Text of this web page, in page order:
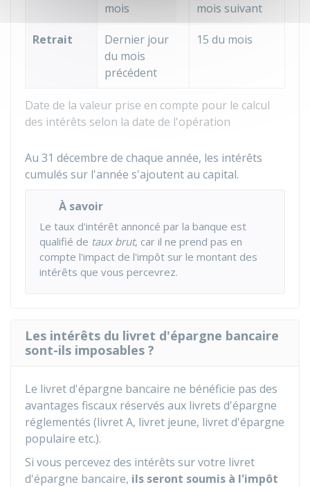
Date de la valeur prise en compte pour le calcul
des intérêts selon la date de l'opération
mois
mois suivant
Retrait
Dernier jour
du mois
précédent
15 du mois
Au 31 décembre de chaque année, les intérêts
cumulés sur l'année s'ajoutent au capital.
À savoir
Le taux d'intérêt annoncé par la banque est
qualifié de taux brut, car il ne prend pas en
compte l'impact de l'impôt sur le montant des
intérêts que vous percevrez.
Les intérêts du livret d'épargne bancaire
sont-ils imposables ?
Le livret d'épargne bancaire ne bénéficie pas des
avantages fiscaux réservés aux livrets d'épargne
réglementés (livret A, livret jeune, livret d'épargne
populaire etc.).
Si vous percevez des intérêts sur votre livret
d'épargne bancaire, ils seront soumis à l'impôt